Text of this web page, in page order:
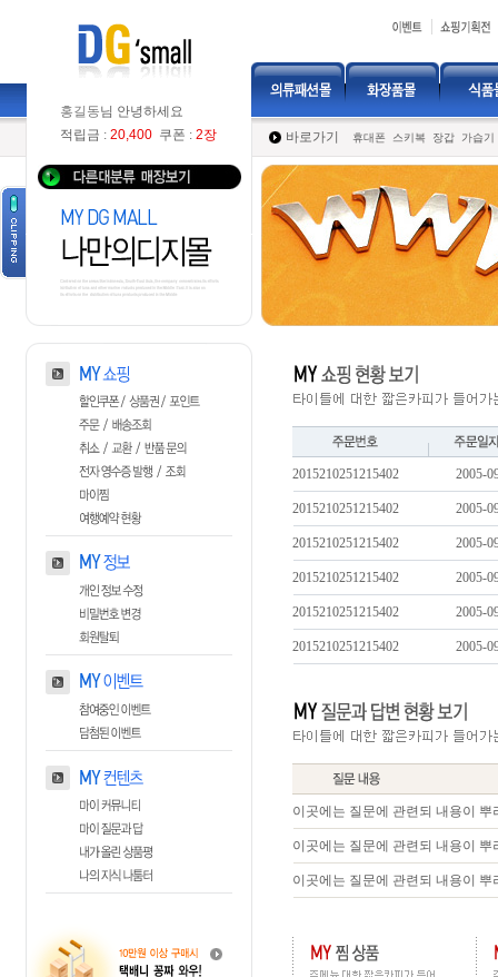
홍길동님 안녕하세요
적립금 : 20,400 쿠폰 : 2장 바로가기 휴대폰 스키복 장갑 가습기
2015210251215402 2005-
2015210251215402 2005-
2015210251215402 2005-
2015210251215402 2005-
2015210251215402 2005-
2015210251215402 2005-
이곳에는 질문에 관련되 내용이
이곳에는 질문에 관련되 내용이
이곳에는 질문에 관련되 내용이